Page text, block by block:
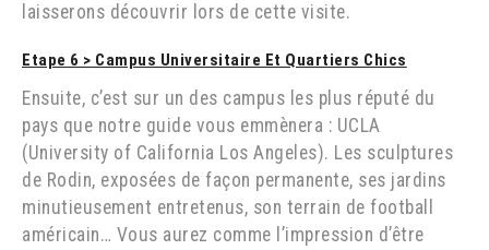
laisserons découvrir lors de cette visite.
Etape 6 > Campus Universitaire Et Quartiers Chics
Ensuite, c’est sur un des campus les plus réputé du
pays que notre guide vous emmènera : UCLA
(University of California Los Angeles). Les sculptures
de Rodin, exposées de façon permanente, ses jardins
minutieusement entretenus, son terrain de football
américain… Vous aurez comme l’impression d’être